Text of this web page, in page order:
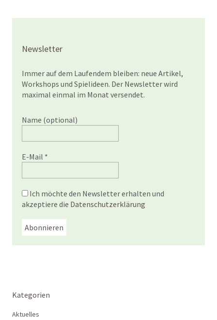
Newsletter
Immer auf dem Laufendem bleiben: neue Artikel,
Workshops und Spielideen. Der Newsletter wird
maximal einmal im Monat versendet.
Name (optional)
E-Mail *
Ich möchte den Newsletter erhalten und
akzeptiere die Datenschutzerklärung
Kategorien
Aktuelles